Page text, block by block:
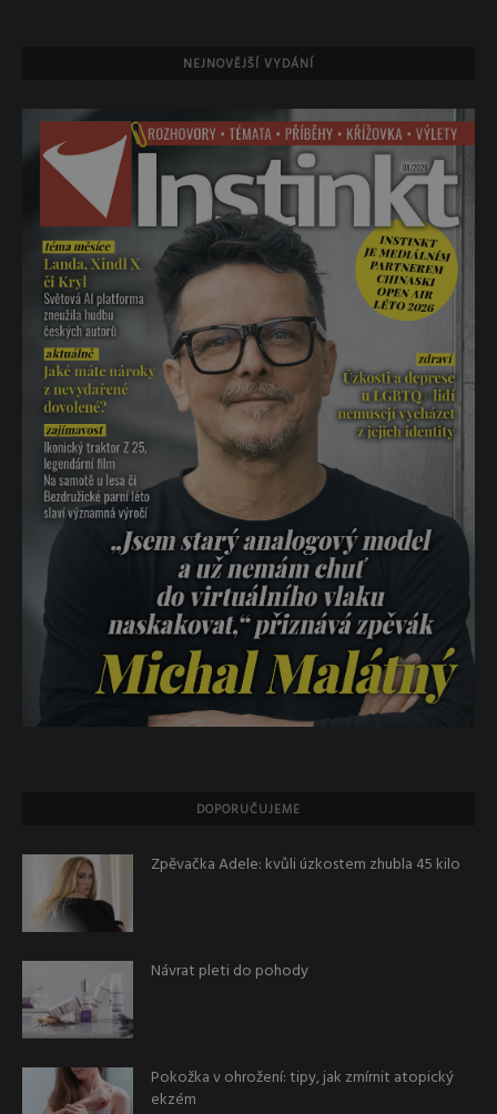
NEJNOVĚJŠÍ VYDÁNÍ
DOPORUČUJEME
Zpěvačka Adele: kvůli úzkostem zhubla 45 kilo
Návrat pleti do pohody
Pokožka v ohrožení: tipy, jak zmírnit atopický
ekzém